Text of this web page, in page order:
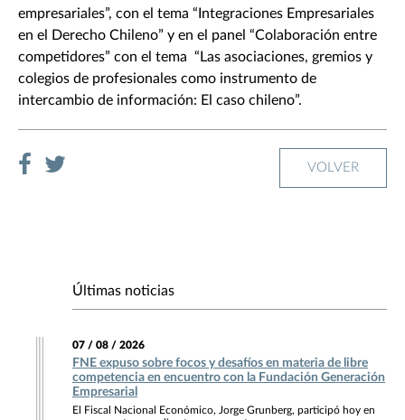
empresariales”, con el tema “Integraciones Empresariales
en el Derecho Chileno” y en el panel “Colaboración entre
competidores” con el tema “Las asociaciones, gremios y
colegios de profesionales como instrumento de
intercambio de información: El caso chileno”.
VOLVER
Últimas noticias
07 / 08 / 2026
FNE expuso sobre focos y desafíos en materia de libre
competencia en encuentro con la Fundación Generación
Empresarial
El Fiscal Nacional Económico, Jorge Grunberg, participó hoy en